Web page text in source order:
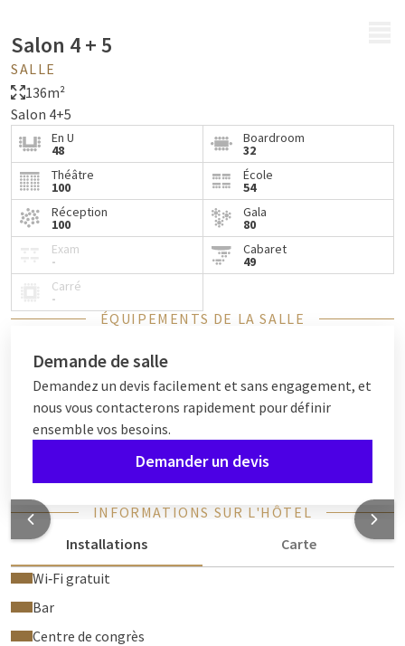
Salon 4 + 5
SALLE
136m²
Salon 4+5
En U
48
Boardroom
32
Théâtre
100
École
54
Réception
100
Gala
80
Exam
-
Cabaret
49
Carré
-
ÉQUIPEMENTS DE LA SALLE
Demande de salle
Demandez un devis facilement et sans engagement, et
nous vous contacterons rapidement pour définir
ensemble vos besoins.
Demander un devis
INFORMATIONS SUR L'HÔTEL
Installations
Carte
Wi‑Fi gratuit
Bar
Centre de congrès